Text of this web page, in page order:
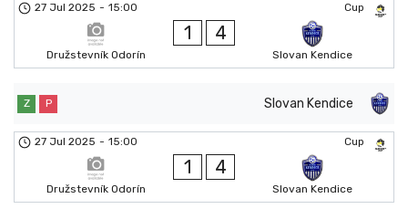
Cup
27 Jul 2025 - 15:00
Družstevník Odorín
1 4
Slovan Kendice
Slovan Kendice
Z P
Cup
27 Jul 2025 - 15:00
Družstevník Odorín
1 4
Slovan Kendice